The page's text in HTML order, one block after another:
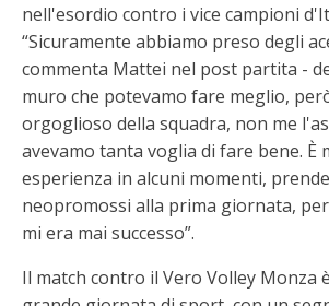
nell'esordio contro i vice campioni
“Sicuramente abbiamo preso degli
commenta Mattei nel post partita -
muro che potevamo fare meglio,
orgoglioso della squadra, non me
avevamo tanta voglia di fare bene. È
esperienza in alcuni momenti,
neopromossi alla prima giornata,
mi era mai successo”.
Il match contro il Vero Volley Monza